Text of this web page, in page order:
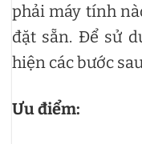
phải máy tính
đặt sẵn. Để sử
hiện các bước
Ưu điểm: